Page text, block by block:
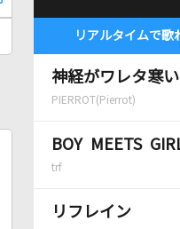
リアルタイムで歌
神経がワレタ寒
PIERROT(Pierrot)
BOY MEETS
trf
リフレイン